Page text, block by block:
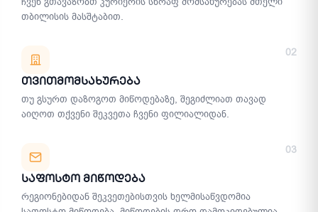
თბილისის მასშტაბით.
02
Თვითმომსახურება
თუ გსურთ დაზოგოთ მიწოდებაზე, შეგიძლიათ თავად
აიღოთ თქვენი შეკვეთა ჩვენი ფილიალიდან.
03
Საფოსტო Მიწოდება
რეგიონებიდან შეკვეთებისთვის ხელმისაწვდომია